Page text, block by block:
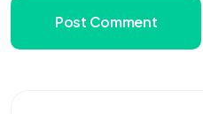
Post Comment